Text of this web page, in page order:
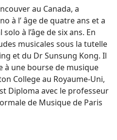
au Canada, a
à l’ âge de quatre ans et a
à l’âge de six ans. En
musicales sous la tutelle
et du Dr Sunsung Kong. Il
à une bourse de musique
College au Royaume-Uni,
Diploma avec le professeur
de Musique de Paris